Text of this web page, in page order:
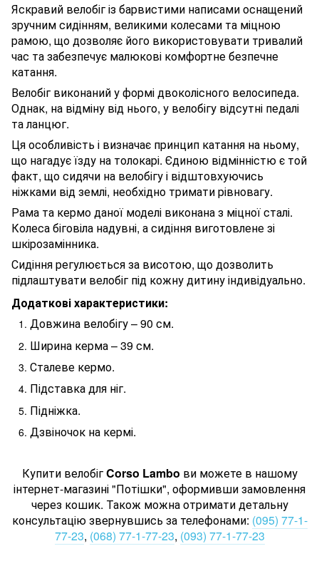
Яскравий велобіг із барвистими написами оснащений
зручним сидінням, великими колесами та міцною
рамою, що дозволяє його використовувати тривалий
час та забезпечує малюкові комфортне безпечне
катання.
Велобіг виконаний у формі двоколісного велосипеда.
Однак, на відміну від нього, у велобігу відсутні педалі
та ланцюг.
Ця особливість і визначає принцип катання на ньому,
що нагадує їзду на толокарі. Єдиною відмінністю є той
факт, що сидячи на велобігу і відштовхуючись
ніжками від землі, необхідно тримати рівновагу.
Рама та кермо даної моделі виконана з міцної сталі.
Колеса біговіла надувні, а сидіння виготовлене зі
шкірозамінника.
Сидіння регулюється за висотою, що дозволить
підлаштувати велобіг під кожну дитину індивідуально.
Додаткові характеристики:
Довжина велобігу – 90 см.
Ширина керма – 39 см.
Сталеве кермо.
Підставка для ніг.
Підніжка.
Дзвіночок на кермі.
Купити велобігCorso Lambo ви можете в нашому
інтернет-магазині "Потішки", оформивши замовлення
через кошик. Також можна отримати детальну
консультацію звернувшись за телефонами: (095) 77-1-
77-23, (068) 77-1-77-23, (093) 77-1-77-23